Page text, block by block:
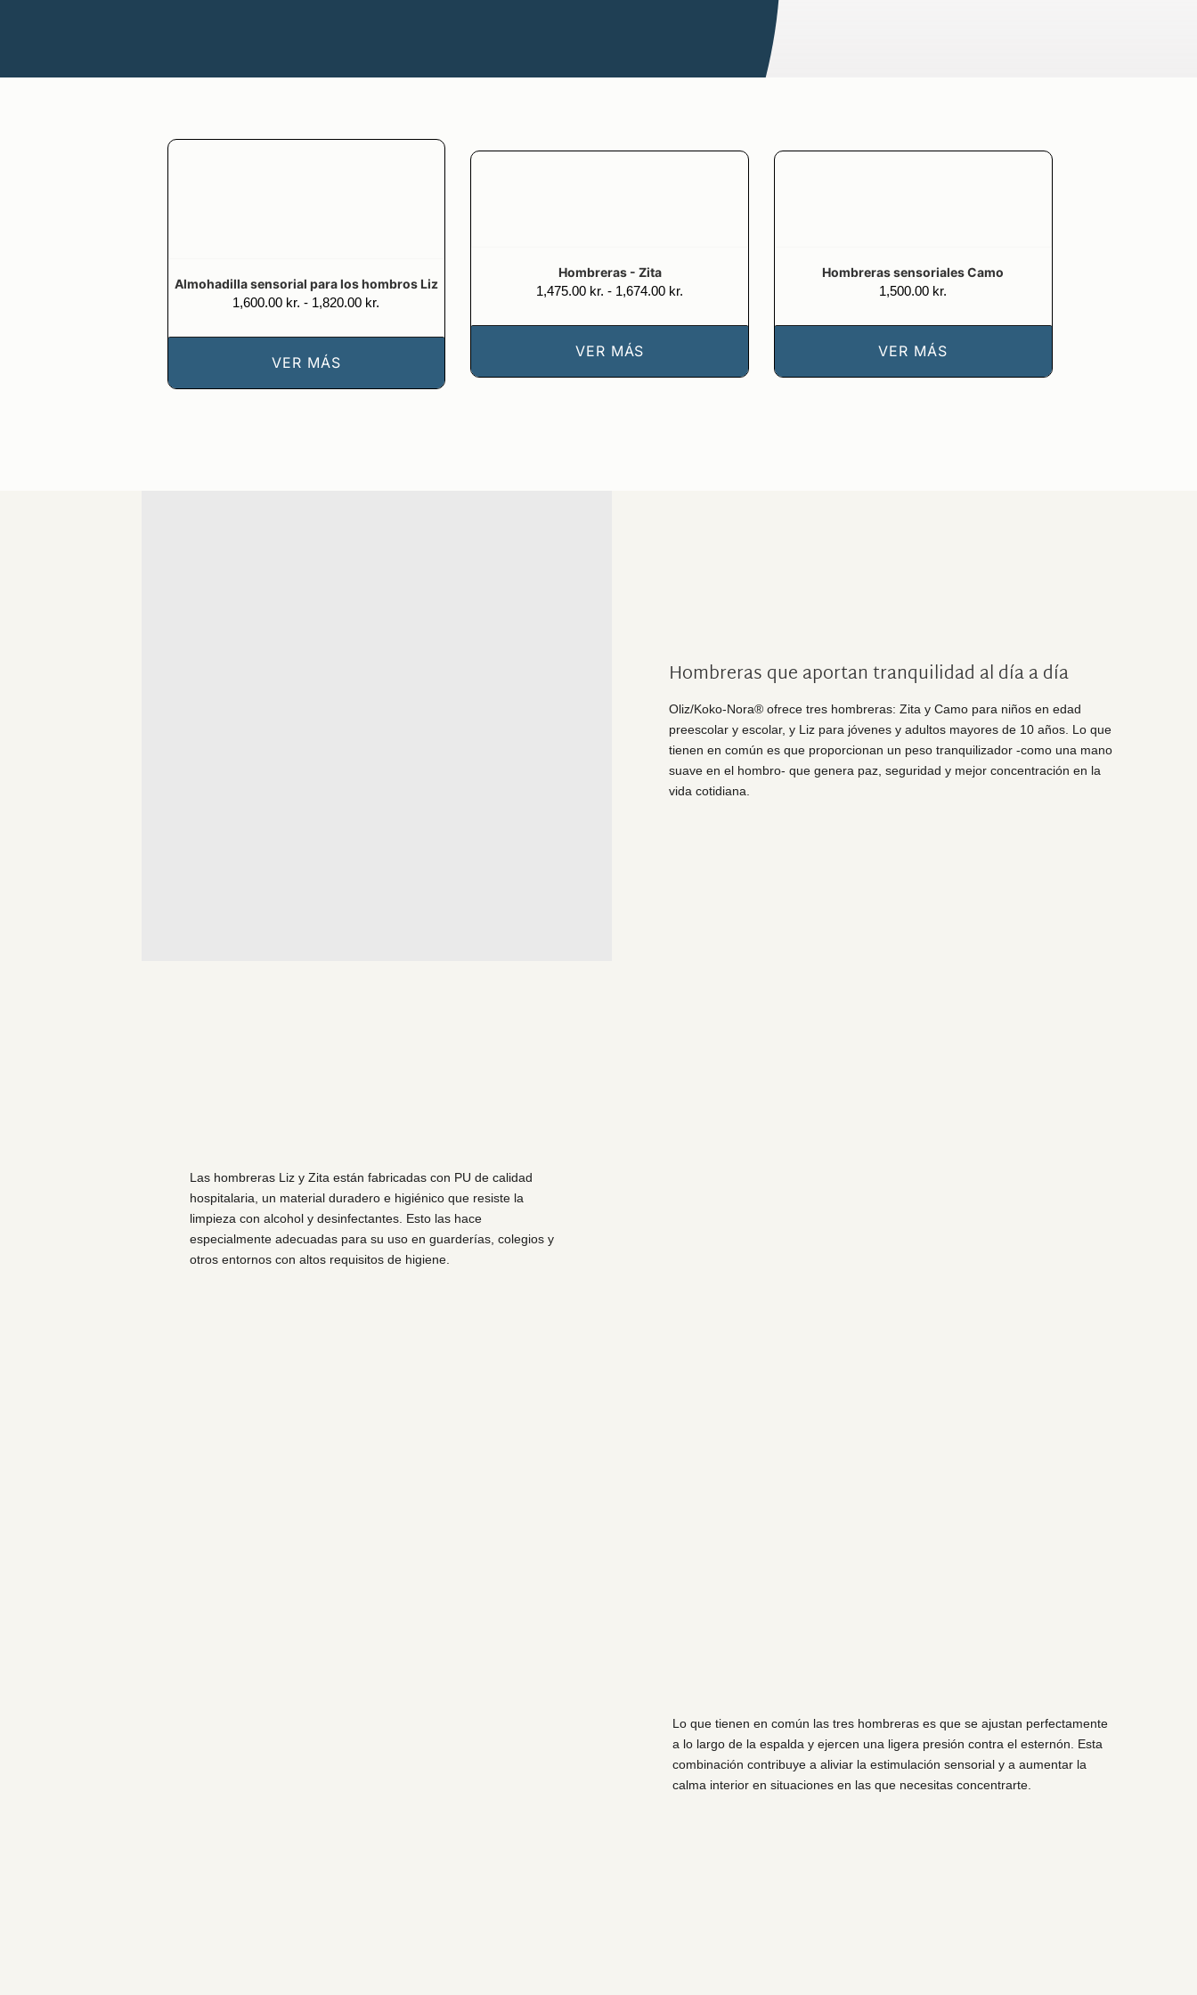
Almohadilla sensorial para los hombros Liz
1,600.00 kr. - 1,820.00 kr.
1,820.00 kr.
VER MÁS
Hombreras - Zita
1,475.00 kr. - 1,674.00 kr.
1,674.00 kr.
VER MÁS
Hombreras sensoriales Camo
1,500.00 kr.
VER MÁS
Hombreras que aportan tranquilidad al día a día
Oliz/Koko-Nora® ofrece tres hombreras: Zita y Camo para niños en edad
preescolar y escolar, y Liz para jóvenes y adultos mayores de 10 años. Lo que
tienen en común es que proporcionan un peso tranquilizador -como una mano
suave en el hombro- que genera paz, seguridad y mejor concentración en la
vida cotidiana.
Las hombreras Liz y Zita están fabricadas con PU de calidad
hospitalaria, un material duradero e higiénico que resiste la
limpieza con alcohol y desinfectantes. Esto las hace
especialmente adecuadas para su uso en guarderías, colegios y
otros entornos con altos requisitos de higiene.
Lo que tienen en común las tres hombreras es que se ajustan perfectamente
a lo largo de la espalda y ejercen una ligera presión contra el esternón. Esta
combinación contribuye a aliviar la estimulación sensorial y a aumentar la
calma interior en situaciones en las que necesitas concentrarte.